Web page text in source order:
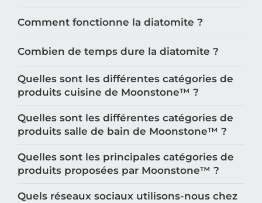
Comment fonctionne la diatomite ?
Combien de temps dure la diatomite ?
Quelles sont les différentes catégories de
produits cuisine de Moonstone™️ ?
Quelles sont les différentes catégories de
produits salle de bain de Moonstone™️ ?
Quelles sont les principales catégories de
produits proposées par Moonstone™️ ?
Quels réseaux sociaux utilisons-nous chez